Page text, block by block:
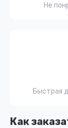
Как
Не
Быстрая